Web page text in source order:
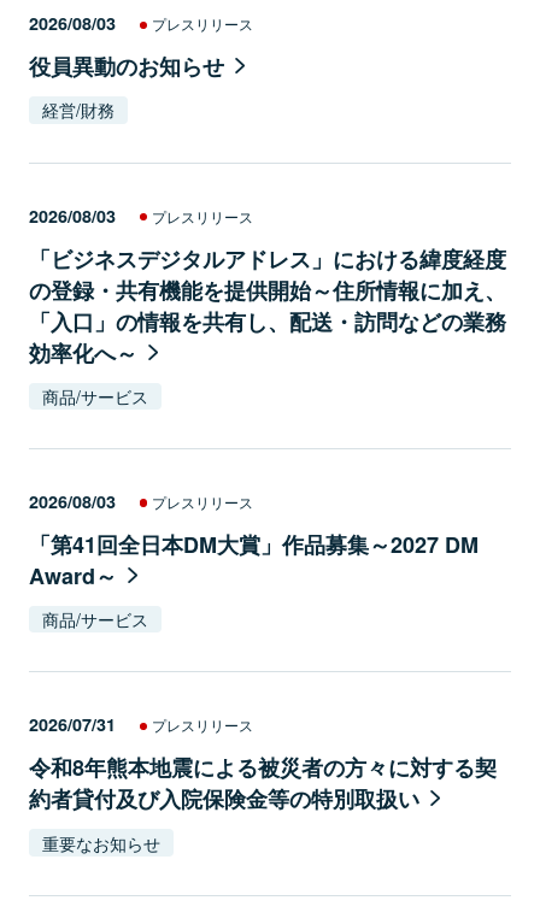
2026/08/03 プレスリリース
役員異動のお知らせ
経営/財務
2026/08/03 プレスリリース
「ビジネスデジタルアドレス」における緯度経度
の登録・共有機能を提供開始～住所情報に加え、
「入口」の情報を共有し、配送・訪問などの業務
効率化へ～
商品/サービス
2026/08/03 プレスリリース
「第41回全日本DM大賞」作品募集～2027 DM
Award～
商品/サービス
2026/07/31 プレスリリース
令和8年熊本地震による被災者の方々に対する契
約者貸付及び入院保険金等の特別取扱い
重要なお知らせ